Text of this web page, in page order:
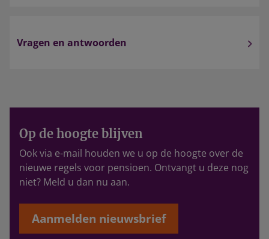
Vragen en antwoorden
Op de hoogte blijven
Ook via e-mail houden we u op de hoogte over de
nieuwe regels voor pensioen. Ontvangt u deze nog
niet? Meld u dan nu aan.
Aanmelden nieuwsbrief